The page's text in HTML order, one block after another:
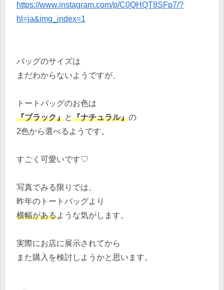
https://www.instagram.com/p/C0QHQT8SFp7/?
hl=ja&img_index=1
バッグのサイズは
まだわからないようですが、
トートバッグのお色は
『ブラック』と『ナチュラル』の
2色から選べるようです。
すごく可愛いです♡
写真でみる限りでは、
昨年のトートバッグより
横幅があるような気がします。
実際にお店に展示されてから
また購入を検討しようかと思います。